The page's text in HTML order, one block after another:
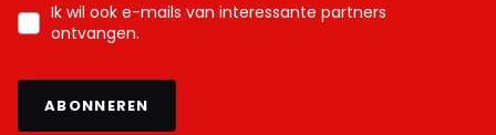
Ik wil ook e-mails van interessante partners
ontvangen.
ABONNEREN